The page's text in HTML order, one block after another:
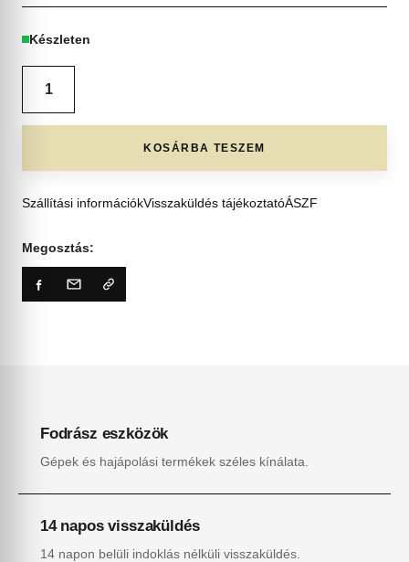
Készleten
KOSÁRBA TESZEM
Szállítási információkVisszaküldés tájékoztatóÁSZF
Megosztás:
Fodrász eszközök
Gépek és hajápolási termékek széles kínálata.
14 napos visszaküldés
14 napon belüli indoklás nélküli visszaküldés.